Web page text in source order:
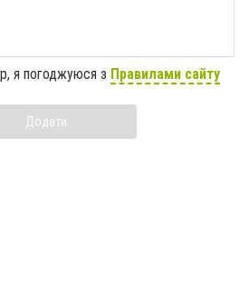
я погоджуюся з Правилами сайту
Додати